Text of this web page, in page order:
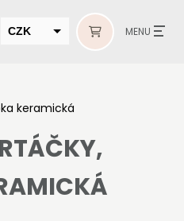
CZK MENU
keramická